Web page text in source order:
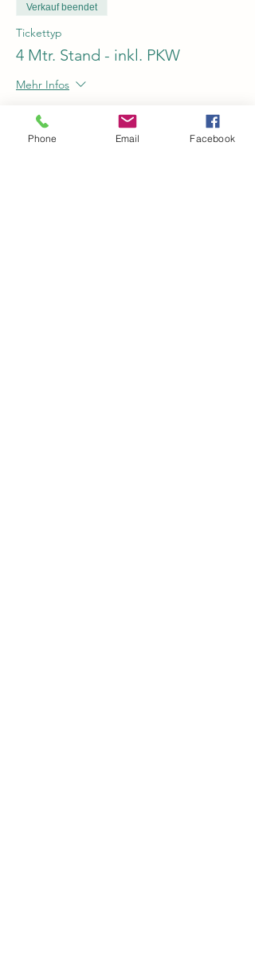
Verkauf beendet
Tickettyp
4 Mtr. Stand - inkl. PKW
Mehr Infos
Preis
30,00 €
Phone Email Facebook